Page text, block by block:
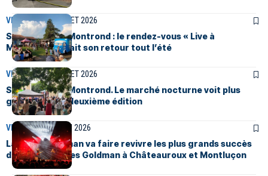
VIE LOCALE6 JUILLET 2026
Saint-Amand-Montrond : le rendez-vous « Live à
Montagnac » fait son retour tout l’été
VIE LOCALE2 JUILLET 2026
Saint-Amand-Montrond. Le marché nocturne voit plus
grand pour sa deuxième édition
VIE LOCALE25 JUIN 2026
La TEAM Goldman va faire revivre les plus grands succès
de Jean-Jacques Goldman à Châteauroux et Montluçon